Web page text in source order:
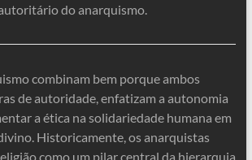
do anarquismo.
combinam bem porque ambos
de autoridade, enfatizam a autonomia
a ética na solidariedade humana em
Historicamente, os anarquistas
como um pilar central da hierarquia